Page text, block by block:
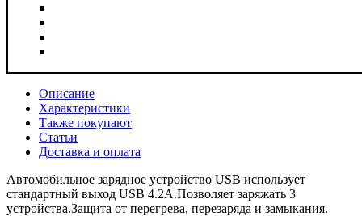
Описание
Характеристики
Также покупают
Статьи
Доставка и оплата
Автомобильное зарядное устройство USB использует
стандартный выход USB 4.2A.Позволяет заряжать 3
устройства.Защита от перегрева, перезаряда и замыкания.